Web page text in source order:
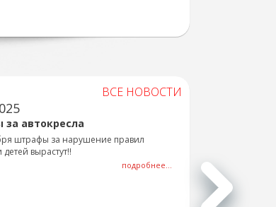
ВСЕ НОВОСТИ
автокресла
штрафы за нарушение правил
вырастут!!
подробнее...